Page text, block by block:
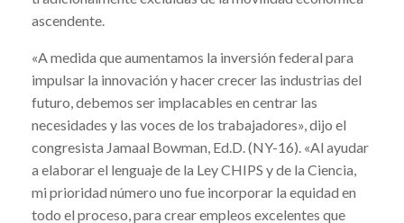
ascendente.
«A medida que aumentamos la inversión federal para
impulsar la innovación y hacer crecer las industrias del
futuro, debemos ser implacables en centrar las
necesidades y las voces de los trabajadores», dijo el
congresista Jamaal Bowman, Ed.D. (NY-16). «Al ayudar
a elaborar el lenguaje de la Ley CHIPS y de la Ciencia,
mi prioridad número uno fue incorporar la equidad en
todo el proceso, para crear empleos excelentes que